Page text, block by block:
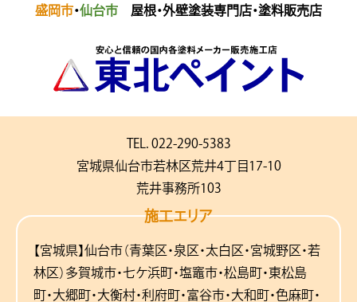
盛岡市・仙台市 屋根・外壁塗装専門店・塗料販売店
TEL. 022-290-5383
宮城県仙台市若林区荒井4丁目17-10
荒井事務所103
施工エリア
【宮城県】仙台市（青葉区・泉区・太白区・宮城野区・若
林区）多賀城市・七ケ浜町・塩竈市・松島町・東松島
町・大郷町・大衡村・利府町・富谷市・大和町・色麻町・